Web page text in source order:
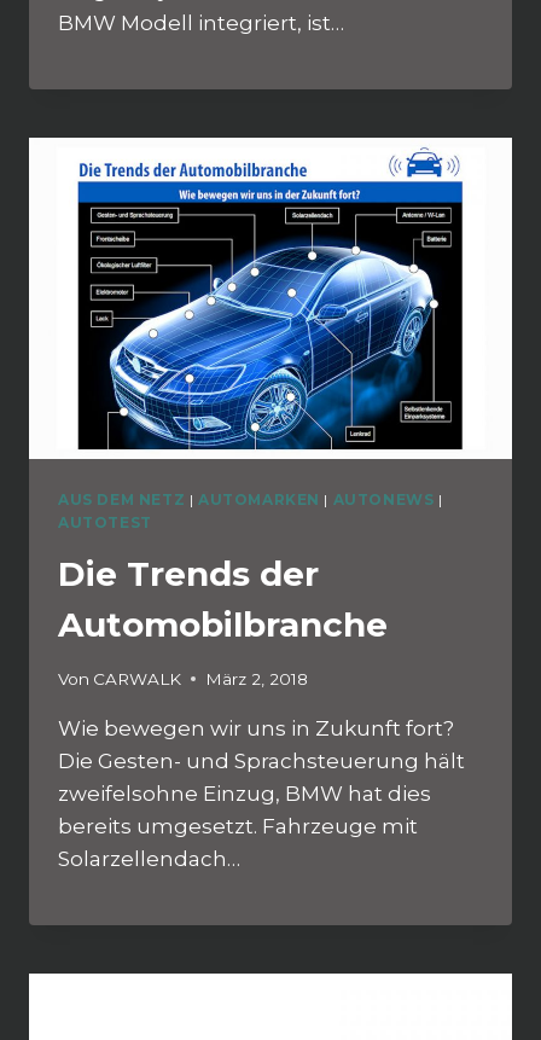
BMW Modell integriert, ist…
AUS DEM NETZ | AUTOMARKEN | AUTONEWS |
AUTOTEST
Die Trends der
Automobilbranche
Von CARWALK März 2, 2018
Wie bewegen wir uns in Zukunft fort?
Die Gesten- und Sprachsteuerung hält
zweifelsohne Einzug, BMW hat dies
bereits umgesetzt. Fahrzeuge mit
Solarzellendach…